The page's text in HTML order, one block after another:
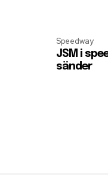
Speedway
JSM i
sänder